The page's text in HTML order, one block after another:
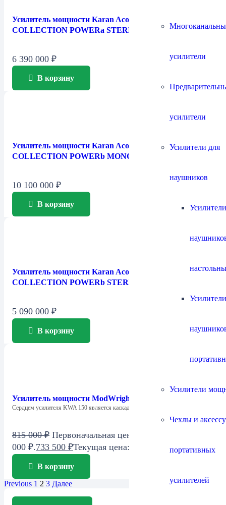
усилители
усилители
Усилители для
наушников
Усилители
Чехлы и
портативных
усилителей
Усилитель мощности Karan Acoustics — MASTER
COLLECTION POWERa STEREO
6 390 000 ₽
В корзину
Усилитель мощности Karan Acoustics — MASTER
COLLECTION POWERb MONO
10 100 000 ₽
В корзину
Усилитель мощности Karan Acoustics — MASTER
COLLECTION POWERb STEREO
5 090 000 ₽
В корзину
Усилитель мощности ModWright KWA 150SE
Сердцем усилителя KWA 150 является каскад…
815 000₽ Первоначальная цена составляла 815
000 ₽.733 500 ₽Текущая цена: 733 500 ₽.
В корзину
Previous 1 2 3 Далее